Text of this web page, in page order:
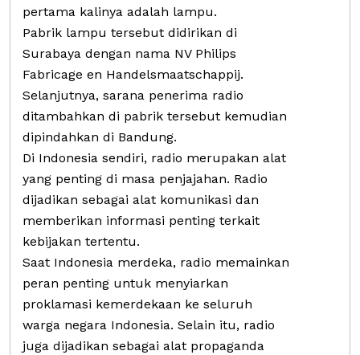
pertama kalinya adalah lampu.
Pabrik lampu tersebut didirikan di
Surabaya dengan nama NV Philips
Fabricage en Handelsmaatschappij.
Selanjutnya, sarana penerima radio
ditambahkan di pabrik tersebut kemudian
dipindahkan di Bandung.
Di Indonesia sendiri, radio merupakan alat
yang penting di masa penjajahan. Radio
dijadikan sebagai alat komunikasi dan
memberikan informasi penting terkait
kebijakan tertentu.
Saat Indonesia merdeka, radio memainkan
peran penting untuk menyiarkan
proklamasi kemerdekaan ke seluruh
warga negara Indonesia. Selain itu, radio
juga dijadikan sebagai alat propaganda